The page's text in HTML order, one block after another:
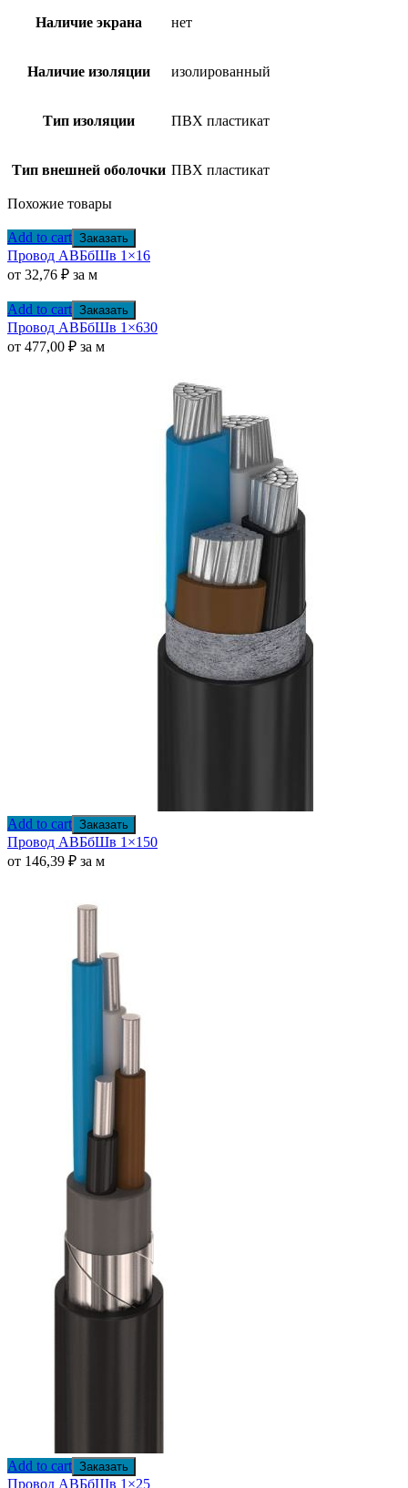
Наличие экрана нет
Наличие изоляции изолированный
Тип изоляции ПВХ пластикат
Тип внешней оболочки ПВХ пластикат
Похожие товары
Add to cart Заказать
Провод АВБбШв 1×16
от 32,76 ₽ за м
Add to cart Заказать
Провод АВБбШв 1×630
от 477,00 ₽ за м
Add to cart Заказать
Провод АВБбШв 1×150
от 146,39 ₽ за м
Add to cart Заказать
Провод АВБбШв 1×25